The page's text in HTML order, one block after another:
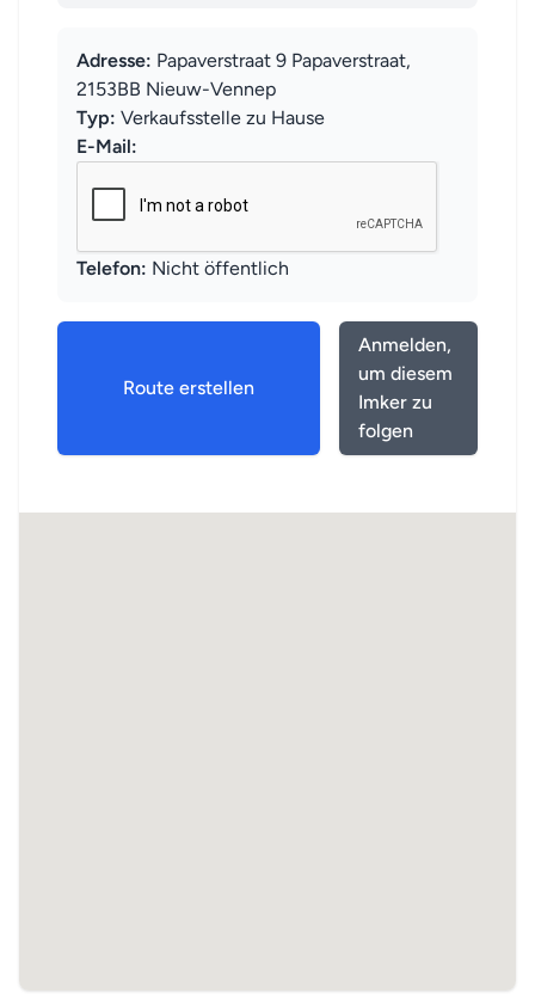
Adresse: Papaverstraat 9 Papaverstraat,
2153BB Nieuw-Vennep
Typ: Verkaufsstelle zu Hause
E-Mail:
Telefon: Nicht öffentlich
Route erstellen
Anmelden,
um diesem
Imker zu
folgen